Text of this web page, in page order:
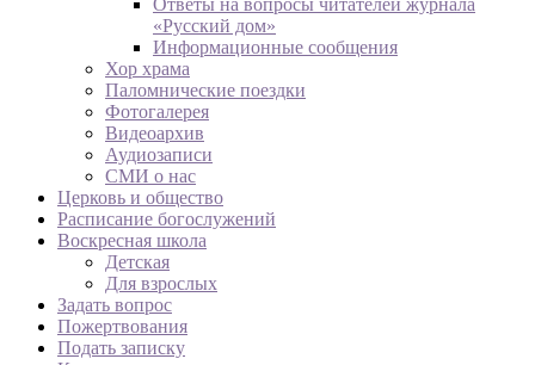
Ответы на вопросы читателей журнала
«Русский дом»
Информационные сообщения
Хор храма
Паломнические поездки
Фотогалерея
Видеоархив
Аудиозаписи
СМИ о нас
Церковь и общество
Расписание богослужений
Воскресная школа
Детская
Для взрослых
Задать вопрос
Пожертвования
Подать записку